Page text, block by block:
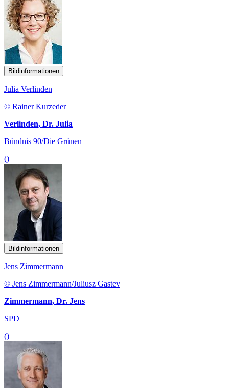
Bildinformationen
Julia Verlinden
© Rainer Kurzeder
Verlinden, Dr. Julia
Bündnis 90/Die Grünen
()
Bildinformationen
Jens Zimmermann
© Jens Zimmermann/Juliusz Gastev
Zimmermann, Dr. Jens
SPD
()